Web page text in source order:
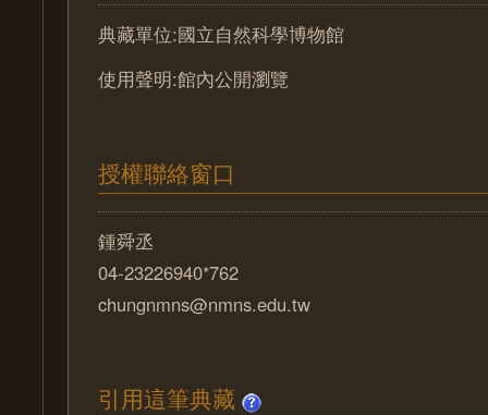
典藏單位:國立自然科學博物館
使用聲明:館內公開瀏覽
授權聯絡窗口
鍾舜丞
04-23226940*762
chungnmns@nmns.edu.tw
引用這筆典藏